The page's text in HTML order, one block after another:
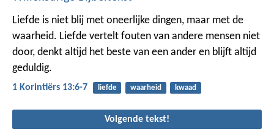
Liefde is niet blij met oneerlijke dingen, maar met de
waarheid. Liefde vertelt fouten van andere mensen niet
door, denkt altijd het beste van een ander en blijft altijd
geduldig.
1 Korintiërs 13:6-7 liefde waarheid kwaad
Volgende tekst!